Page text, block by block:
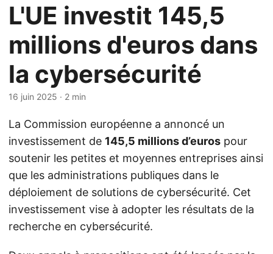
L'UE investit 145,5
millions d'euros dans
la cybersécurité
16 juin 2025 · 2 min
La Commission européenne a annoncé un
investissement de 145,5 millions d’euros pour
soutenir les petites et moyennes entreprises ainsi
que les administrations publiques dans le
déploiement de solutions de cybersécurité. Cet
investissement vise à adopter les résultats de la
recherche en cybersécurité.